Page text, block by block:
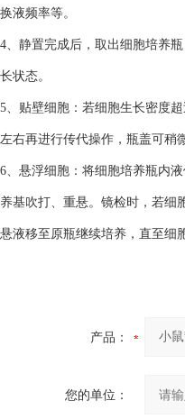
换液频率等。
4、静置完成后，取出细胞培养
长状态。
5、贴壁细胞：若细胞生长密度
左右再进行传代操作，瓶盖可稍
6、悬浮细胞：将细胞培养瓶内
养基吹打、重悬。镜检时，若细
悬液移至原瓶继续培养，直至细
产品：
您的单位：